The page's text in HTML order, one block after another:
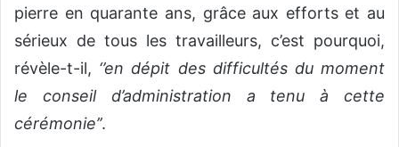
pierre en quarante ans, grâce aux efforts et au
sérieux de tous les travailleurs, c’est pourquoi,
révèle-t-il, ‘’en dépit des difficultés du moment
le conseil d’administration a tenu à cette
cérémonie’’.